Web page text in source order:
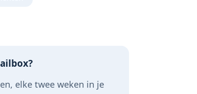
elke twee weken in je